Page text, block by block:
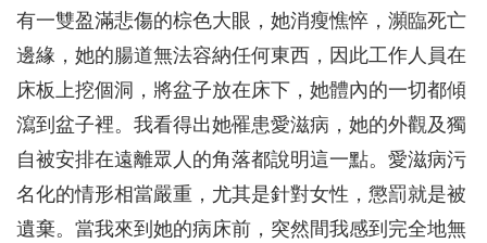
有一雙盈滿悲傷的棕色大眼，她消瘦憔悴，瀕臨死亡
邊緣，她的腸道無法容納任何東西，因此工作人員在
床板上挖個洞，將盆子放在床下，她體內的一切都傾
瀉到盆子裡。我看得出她罹患愛滋病，她的外觀及獨
自被安排在遠離眾人的角落都說明這一點。愛滋病污
名化的情形相當嚴重，尤其是針對女性，懲罰就是被
遺棄。當我來到她的病床前，突然間我感到完全地無